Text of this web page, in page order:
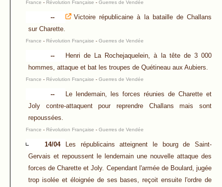
France - Révolution Française - Guerres de Vendée
--
Victoire républicaine à la bataille de Challans
sur Charette.
France - Révolution Française - Guerres de Vendée
--
Henri de La Rochejaquelein, à la tête de 3 000
hommes, attaque et bat les troupes de Quétineau aux Aubiers.
France - Révolution Française - Guerres de Vendée
--
Le lendemain, les forces réunies de Charette et
Joly contre-attaquent pour reprendre Challans mais sont
repoussées.
France - Révolution Française - Guerres de Vendée
14/04
Les républicains atteignent le bourg de Saint-
Gervais et repoussent le lendemain une nouvelle attaque des
forces de Charette et Joly. Cependant l'armée de Boulard, jugée
trop isolée et éloignée de ses bases, reçoit ensuite l'ordre de